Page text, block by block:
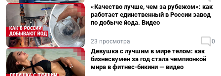
«Качество лучше, чем за рубежом»: как
работает единственный в России завод
по добыче йода. Видео
23 просмотра 0
Девушка с лучшим в мире телом: как
бизнесвумен за год стала чемпионкой
мира в фитнес-бикини — видео